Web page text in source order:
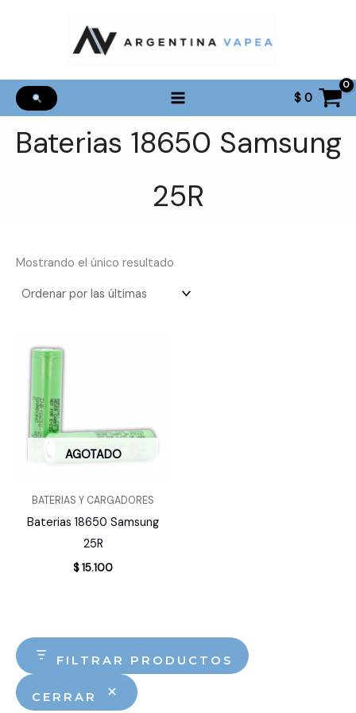
$0
Baterias 18650 Samsung
25R
FILTRAR PRODUCTOS
CERRAR
Mostrando el único resultado
AGOTADO
BATERIAS Y CARGADORES
Baterias 18650 Samsung
25R
$15.100